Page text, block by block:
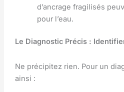
d’ancrage fragilisés
pour l’eau.
Le Diagnostic Précis :
Ne précipitez rien. Pour un
ainsi :